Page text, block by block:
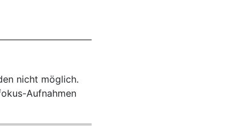
nicht möglich.
Aufnahmen